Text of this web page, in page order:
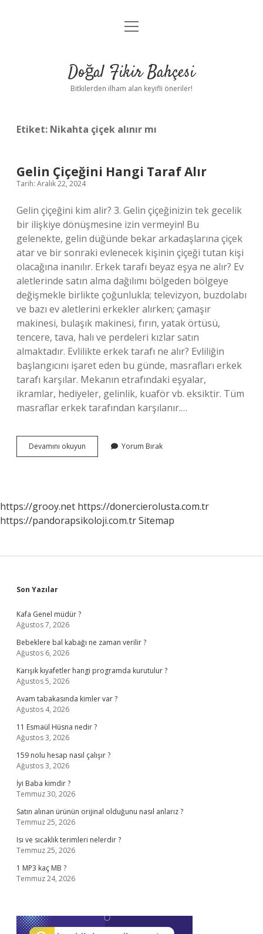
Anasayfa
Yasal Uyarı
menüyü
Doğal Fikir Bahçesi
Bitkilerden ilham alan keyifli öneriler!
Etiket: Nikahta çiçek alınır mı
Gelin Çiçeğini Hangi Taraf Alır
Tarih: Aralık 22, 2024
Gelin çiçeğini kim alir? 3. Gelin çiçeğinizin tek gecelik
bir ilişkiye dönüşmesine izin vermeyin! Bu
gelenekte, gelin düğünde bekar arkadaşlarına çiçek
atar ve bir sonraki evlenecek kişinin çiçeği tutan kişi
olacağına inanılır. Erkek tarafı beyaz eşya ne alır? Ev
aletlerinde satın alma dağılımı bölgeden bölgeye
değişmekle birlikte çoğunlukla; televizyon, buzdolabı
ve bazı ev aletlerini erkekler alırken; çamaşır
makinesi, bulaşık makinesi, fırın, yatak örtüsü,
tencere, tava, halı ve perdeleri kızlar satın
almaktadır. Evlilikte erkek tarafı ne alır? Evliliğin
başlangıcını işaret eden bu günde, masrafları erkek
tarafı karşılar. Mekanın etrafındaki eşyalar,
ikramlar, hediyeler, gelinlik, kuaför vb. eksiktir. Tüm
masraflar erkek tarafından karşılanır.…
Devamını okuyun
Çiçeğini
Yorum Bırak
https://grooy.net https://donercierolusta.com.tr
https://pandorapsikoloji.com.trSitemap
Sidebar
Son Yazılar
Kafa Genel müdür ?
Ağustos 7, 2026
Bebeklere bal kabağı ne zaman verilir ?
Ağustos 6, 2026
Karışık kıyafetler hangi programda kurutulur ?
Ağustos 5, 2026
Avam tabakasında kimler var ?
Ağustos 4, 2026
11 Esmaül Hüsna nedir ?
Ağustos 3, 2026
159 nolu hesap nasıl çalışır ?
Ağustos 3, 2026
İyi Baba kimdir ?
Temmuz 30, 2026
Satın alınan ürünün orijinal olduğunu nasıl anlarız ?
Temmuz 25, 2026
Isı ve sıcaklık terimleri nelerdir ?
Temmuz 25, 2026
1 MP3 kaç MB ?
Temmuz 24, 2026